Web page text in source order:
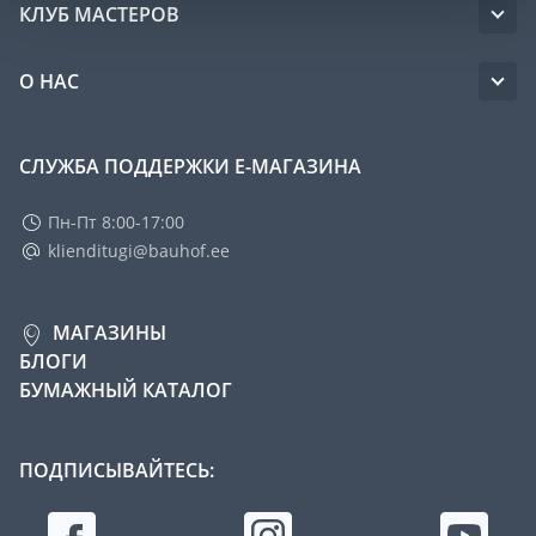
КЛУБ МАСТЕРОВ
О НАС
СЛУЖБА ПОДДЕРЖКИ Е-МАГАЗИНА
Пн-Пт 8:00-17:00
klienditugi@bauhof.ee
МАГАЗИНЫ
БЛОГИ
БУМАЖНЫЙ КАТАЛОГ
ПОДПИСЫВАЙТЕСЬ: